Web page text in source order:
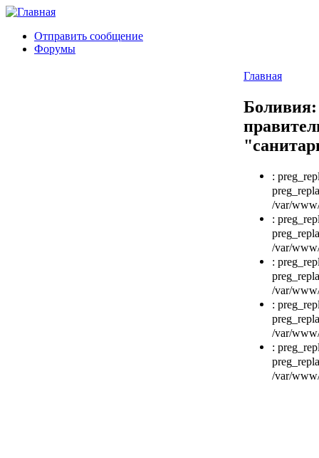
Отправить сообщение
Форумы
Главная
Боливия:
:
/var/
:
/var/
:
/var/
:
/var/
:
/var/